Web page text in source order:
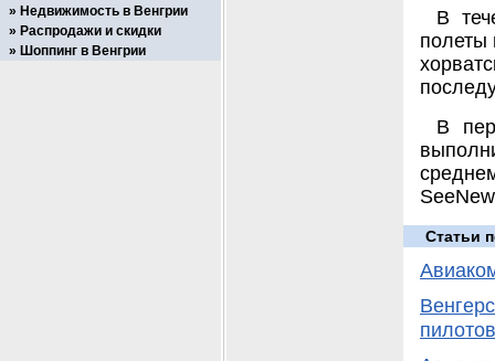
В
полеты
В
Статьи
пилотов
Недвижимость в Венгрии
Распродажи и скидки
Шоппинг в Венгрии